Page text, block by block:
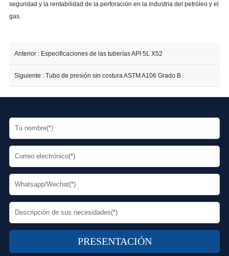
seguridad y la rentabilidad de la perforación en la industria del petróleo y el
gas.
Anterior : Especificaciones de las tuberías API 5L X52
Siguiente : Tubo de presión sin costura ASTM A106 Grado B